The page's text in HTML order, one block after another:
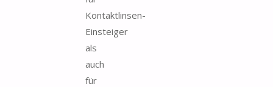
Kontaktlinsen-
Einsteiger
als
auch
für